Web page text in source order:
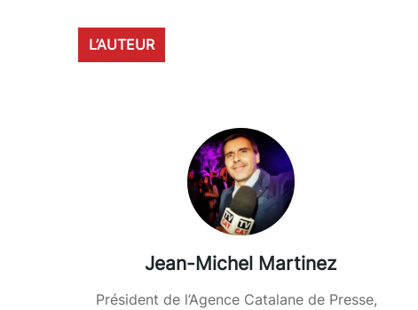
L’AUTEUR
Jean-Michel Martinez
Président de l’Agence Catalane de Presse,